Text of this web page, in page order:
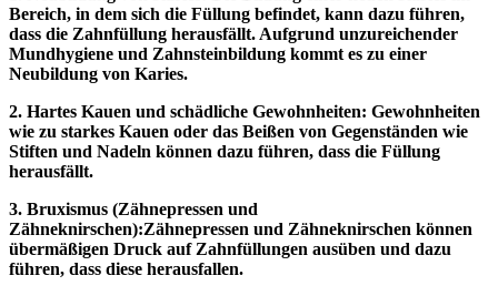
Bereich, in dem sich die Füllung befindet, kann dazu führen,
dass die Zahnfüllung herausfällt. Aufgrund unzureichender
Mundhygiene und Zahnsteinbildung kommt es zu einer
Neubildung von Karies.
2. Hartes Kauen und schädliche Gewohnheiten: Gewohnheiten
wie zu starkes Kauen oder das Beißen von Gegenständen wie
Stiften und Nadeln können dazu führen, dass die Füllung
herausfällt.
3. Bruxismus (Zähnepressen und
Zähneknirschen):Zähnepressen und Zähneknirschen können
übermäßigen Druck auf Zahnfüllungen ausüben und dazu
führen, dass diese herausfallen.